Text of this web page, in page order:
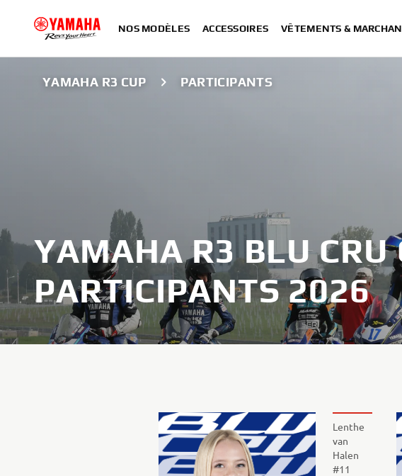
NOS MODÈLES ACCESSOIRES VÊTEMENTS &
YAMAHA R3 CUP PARTICIPANTS
YAMAHA R3 BLU CRU
PARTICIPANTS 2026
Lenthe
van
Halen
#11